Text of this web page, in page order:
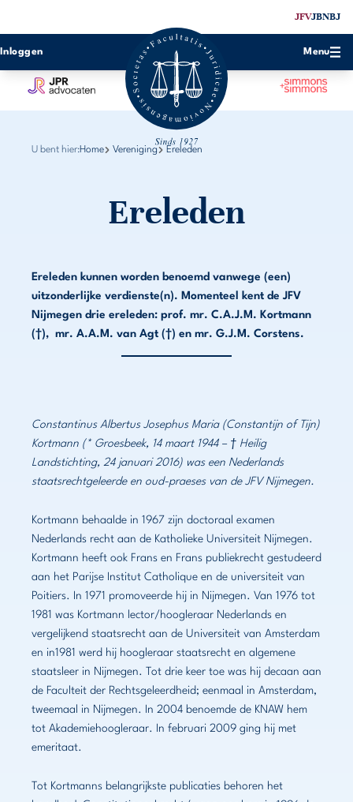
JFVJBNBJ
Inloggen Menu
U bent hier:Home Vereniging Ereleden
Ereleden
Ereleden kunnen worden benoemd vanwege (een)
uitzonderlijke verdienste(n). Momenteel kent de JFV
Nijmegen drie ereleden: prof. mr. C.A.J.M. Kortmann
(†), mr. A.A.M. van Agt (†) en mr. G.J.M. Corstens.
Constantinus Albertus Josephus Maria (Constantijn of Tijn)
Kortmann (* Groesbeek, 14 maart 1944 – † Heilig
Landstichting, 24 januari 2016) was een Nederlands
staatsrechtgeleerde en oud-praeses van de JFV Nijmegen.
Kortmann behaalde in 1967 zijn doctoraal examen
Nederlands recht aan de Katholieke Universiteit Nijmegen.
Kortmann heeft ook Frans en Frans publiekrecht gestudeerd
aan het Parijse Institut Catholique en de universiteit van
Poitiers. In 1971 promoveerde hij in Nijmegen. Van 1976 tot
1981 was Kortmann lector/hoogleraar Nederlands en
vergelijkend staatsrecht aan de Universiteit van Amsterdam
en in1981 werd hij hoogleraar staatsrecht en algemene
staatsleer in Nijmegen. Tot drie keer toe was hij decaan aan
de Faculteit der Rechtsgeleerdheid; eenmaal in Amsterdam,
tweemaal in Nijmegen. In 2004 benoemde de KNAW hem
tot Akademiehoogleraar. In februari 2009 ging hij met
emeritaat.
Tot Kortmanns belangrijkste publicaties behoren het